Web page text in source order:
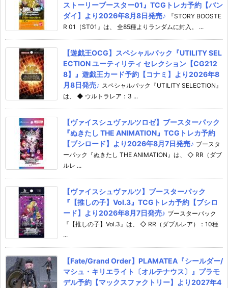
ストーリーブースター01』TCGトレカ予約【バン
ダイ】より2026年8月8日発売♪
『STORY BOOSTE
R 01［ST01』は、 全85種よりランダムに封入。 ...
【遊戯王OCG】スペシャルパック『UTILITY SEL
ECTION ユーティリティ セレクション【CG212
8】』遊戯王カード予約【コナミ】より2026年8
月8日発売♪ スペシャルパック『UTILITY SELECTION』
は、 ◆ ウルトラレア：3 ...
【ヴァイスシュヴァルツロゼ】ブースターパック
『ぬきたし THE ANIMATION』TCGトレカ予約
【ブシロード】より2026年8月7日発売♪ ブースタ
ーパック『ぬきたし THE ANIMATION』は、 ◇ RR（ダブ
ルレ ...
【ヴァイスシュヴァルツ】ブースターパック
『【推しの子】Vol.3』TCGトレカ予約【ブシロ
ード】より2026年8月7日発売♪ ブースターパック
『【推しの子】Vol.3』は、 ◇ RR（ダブルレア）：10種
...
【Fate/Grand Order】PLAMATEA『シールダー/
マシュ・キリエライト〔オルテナウス〕』プラモ
デル予約【マックスファクトリー】より2027年4